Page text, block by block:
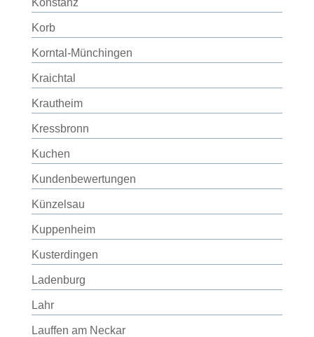
Konstanz
Korb
Korntal-Münchingen
Kraichtal
Krautheim
Kressbronn
Kuchen
Kundenbewertungen
Künzelsau
Kuppenheim
Kusterdingen
Ladenburg
Lahr
Lauffen am Neckar